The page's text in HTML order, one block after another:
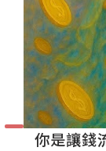
你是讓錢